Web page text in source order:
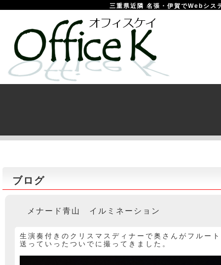
三重県近隣 名張・伊賀でWebシ
ブログ
メナード青山 イルミネーション
生演奏付きのクリスマスディナーで奥さんがフルー
送っていったついでに撮ってきました。